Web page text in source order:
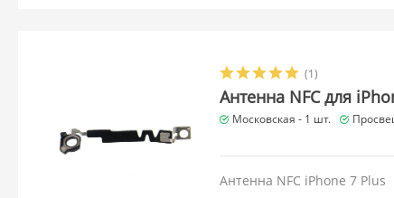
(1)
Антенна NFC для
Московская - 1 шт.
Антенна NFC iPhone 7 Plus